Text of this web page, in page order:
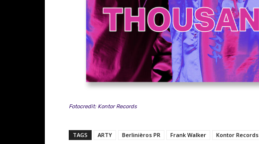
Fotocredit: Kontor Records
TAGS ARTY Berlinièros PR Frank Walker Kontor Records